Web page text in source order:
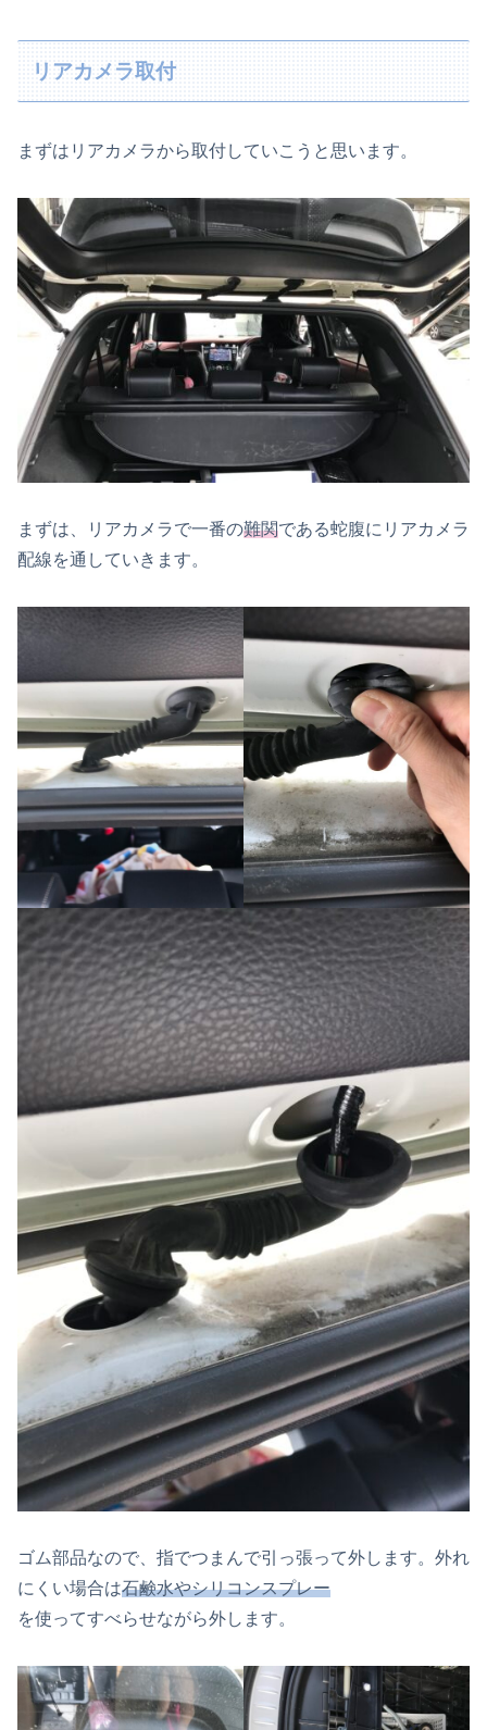
リアカメラ取付
まずはリアカメラから取付していこうと思います。
まずは、リアカメラで一番の難関である蛇腹にリアカメラ
配線を通していきます。
ゴム部品なので、指でつまんで引っ張って外します。外れ
にくい場合は石鹸水やシリコンスプレー
を使ってすべらせながら外します。